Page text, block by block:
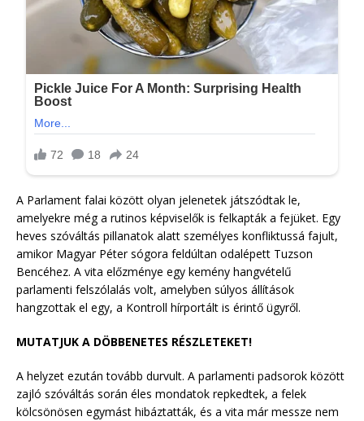
A Parlament falai között olyan jelenetek játszódtak le,
amelyekre még a rutinos képviselők is felkapták a fejüket. Egy
heves szóváltás pillanatok alatt személyes konfliktussá fajult,
amikor Magyar Péter sógora feldúltan odalépett Tuzson
Bencéhez. A vita előzménye egy kemény hangvételű
parlamenti felszólalás volt, amelyben súlyos állítások
hangzottak el egy, a Kontroll hírportált is érintő ügyről.
MUTATJUK A DÖBBENETES RÉSZLETEKET!
A helyzet ezután tovább durvult. A parlamenti padsorok között
zajló szóváltás során éles mondatok repkedtek, a felek
kölcsönösen egymást hibáztatták, és a vita már messze nem